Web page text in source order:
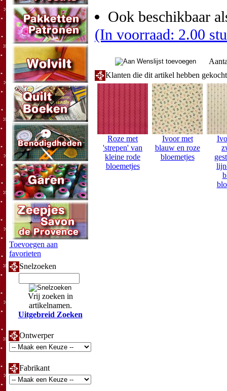
Toevoegen aan
favorieten
Snelzoeken
Vrij zoeken in
artikelnamen.
Uitgebreid Zoeken
Ontwerper
Fabrikant
Ook beschikbaar
(In voorraad: 2.00
Klanten die dit artikel hebben
Roze met
'strepen' van
kleine rode
bloemetjes
Ivoor met
blauw en roze
bloemetjes